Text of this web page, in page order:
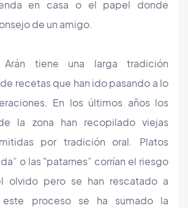
en casa o el papel donde
de un amigo.
tiene una larga tradición
recetas que han ido pasando a lo
En los últimos años los
la zona han recopilado viejas
por tradición oral. Platos
o las "patarnes” corrían el riesgo
olvido pero se han rescatado a
proceso se ha sumado la